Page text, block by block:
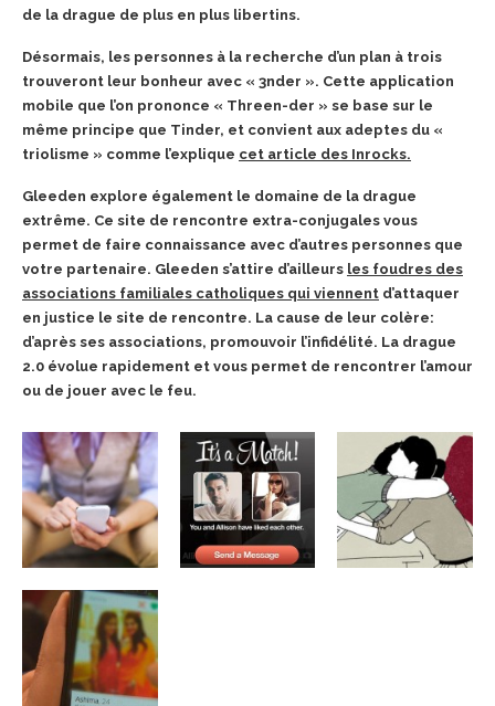
de la drague de plus en plus libertins.
Désormais, les personnes à la recherche d’un plan à trois
trouveront leur bonheur avec « 3nder ». Cette application
mobile que l’on prononce « Threen-der » se base sur le
même principe que Tinder, et convient aux adeptes du «
triolisme » comme l’explique cet article des Inrocks.
Gleeden explore également le domaine de la drague
extrême. Ce site de rencontre extra-conjugales vous
permet de faire connaissance avec d’autres personnes que
votre partenaire. Gleeden s’attire d’ailleurs les foudres des
associations familiales catholiques qui viennent d’attaquer
en justice le site de rencontre. La cause de leur colère:
d’après ses associations, promouvoir l’infidélité. La drague
2.0 évolue rapidement et vous permet de rencontrer l’amour
ou de jouer avec le feu.